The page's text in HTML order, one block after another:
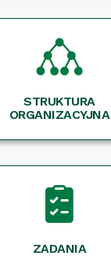
STRUKTURA
ORGANIZACYJNA
ZADANIA